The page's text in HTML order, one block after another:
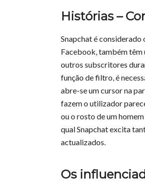
Histórias –
Snapchat é
Facebook, também têm
outros subscritores
função de filtro, é
abre-se um cursor na
fazem o utilizador
ou o rosto de um
qual Snapchat excita
actualizados.
Os